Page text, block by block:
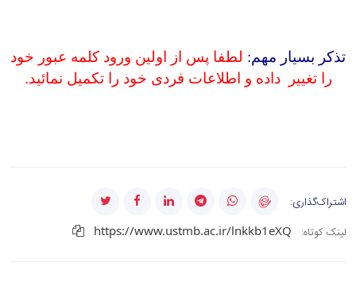
تذکر بسیار مهم: لطفا پس از اولین ورود کلمه عبور خود
را تغییر
داده و اطلاعات فردی خود را تکمیل نمائید.
اشتراک‌گذاری:
لینک کوتاه:
https://www.ustmb.ac.ir/lnkkb1eXQ